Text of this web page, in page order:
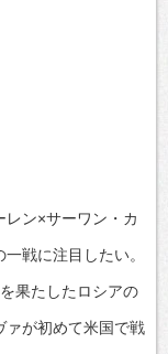
レン×サーワン・カ
戦に注目したい。
果たしたロシアの
ァが初めて米国で戦